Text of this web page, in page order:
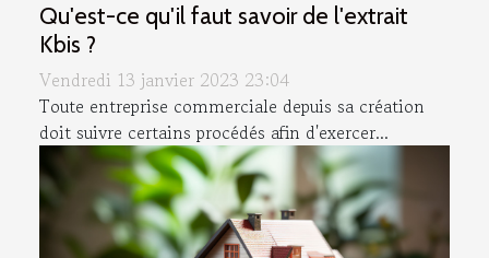
Qu'est-ce qu'il faut savoir de l'extrait
Kbis ?
Vendredi 13 janvier 2023 23:04
Toute entreprise commerciale depuis sa création
doit suivre certains procédés afin d'exercer...